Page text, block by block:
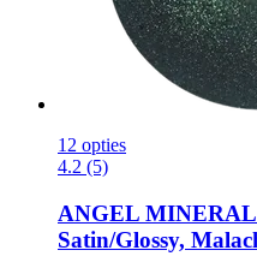
12 opties
4.2 (5)
ANGEL
Satin/Glossy,